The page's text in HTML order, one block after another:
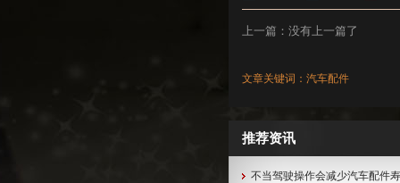
上一篇：没有上一篇了
文章关键词：汽车配件
推荐资讯
不当驾驶操作会减少汽车配件